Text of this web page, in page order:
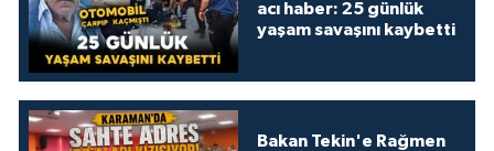
acı haber: 25 günlük
yaşam savaşını kaybetti
Bakan Tekin'e Rağmen